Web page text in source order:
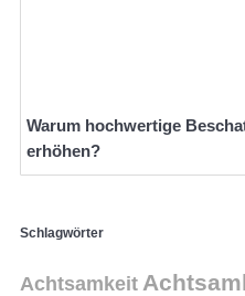
Warum hochwertige
erhöhen?
Schlagwörter
Achtsamkeit